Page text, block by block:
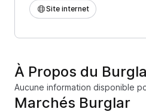
Site internet
À Propos du
Aucune information disponible
Marchés Burglar